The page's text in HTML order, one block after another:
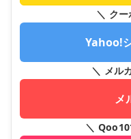
＼ ク
Yahoo!
＼ メル
メ
＼